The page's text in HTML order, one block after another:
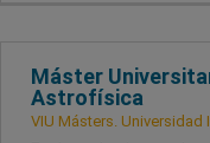
Máster
Astrofísica
VIU Másters. Universidad